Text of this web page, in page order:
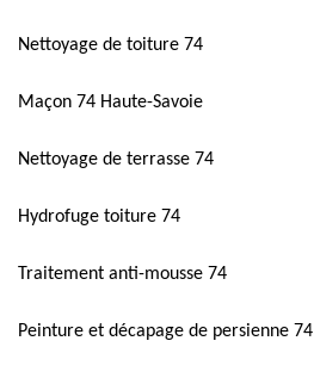
Nettoyage de toiture 74
Maçon 74 Haute-Savoie
Nettoyage de terrasse 74
Hydrofuge toiture 74
Traitement anti-mousse 74
Peinture et décapage de persienne 74